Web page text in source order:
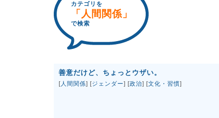
カテゴリを
「人間関係」
で検索
善意だけど、ちょっとウザい。
[人間関係] [ジェンダー] [政治] [文化・習慣]